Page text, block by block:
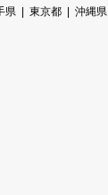
県 東京都 沖縄県